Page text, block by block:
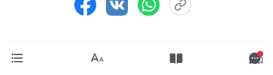
Попередня стаття: а. Біблія – це лише хроніка двох